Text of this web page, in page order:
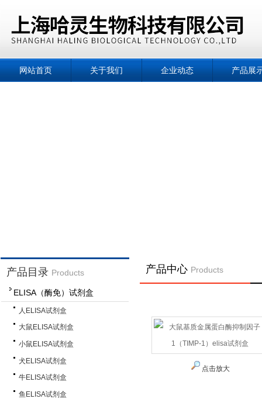
网站首页 关于我们 企业动态 产品展
产品目录 Products
ELISA（酶免）试剂盒
人ELISA试剂盒
大鼠ELISA试剂盒
小鼠ELISA试剂盒
犬ELISA试剂盒
牛ELISA试剂盒
鱼ELISA试剂盒
产品中心 Products
点击放大